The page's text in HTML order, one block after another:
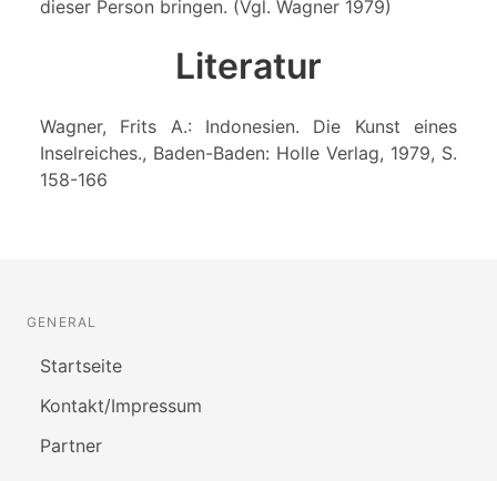
dieser Person bringen. (Vgl. Wagner 1979)
Literatur
Wagner, Frits A.: Indonesien. Die Kunst eines
Inselreiches., Baden-Baden: Holle Verlag, 1979, S.
158-166
GENERAL
Startseite
Kontakt/Impressum
Partner